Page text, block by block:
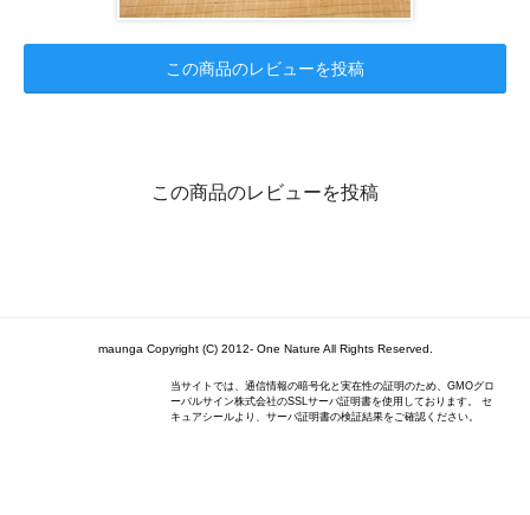
この商品のレビューを投稿
この商品のレビューを投稿
maunga Copyright (C) 2012- One Nature All Rights Reserved.
当サイトでは、通信情報の暗号化と実在性の証明のため、GMOグロ
ーバルサイン株式会社のSSLサーバ証明書を使用しております。 セ
キュアシールより、サーバ証明書の検証結果をご確認ください。